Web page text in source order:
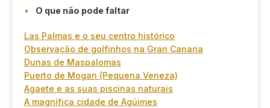
O que não pode faltar
Las Palmas e o seu centro histórico
Observação de golfinhos na Gran Canaria
Dunas de Maspalomas
Puerto de Mogan (Pequena Veneza)
Agaete e as suas piscinas naturais
A magnífica cidade de Agüimes